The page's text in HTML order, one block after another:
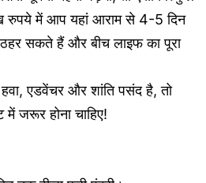
रुपये में आप यहां आराम से 4-5 दिन
सकते हैं और बीच लाइफ का पूरा
एडवेंचर और शांति पसंद है, तो
जरूर होना चाहिए!